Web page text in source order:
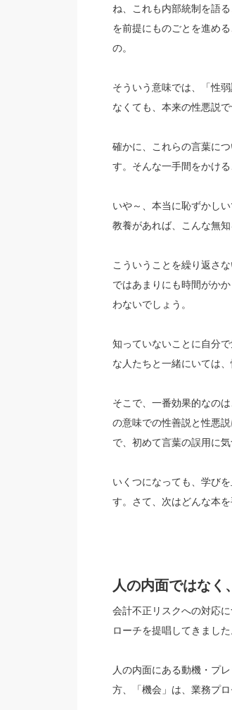
ね、これも内部統制を語
を前提にものごとを進め
の。
そういう意味では、「性
なくても、本来の性悪説
確かに、これらの言葉に
す。そんな一手間をかけ
いや～、本当に恥ずかし
教養があれば、こんな無
こういうことを繰り返さ
ではあまりにも時間がか
わないでしょう。
知っていないことに自分
な人たちと一緒にいては
そこで、一番効果的なの
の意味での性善説と性悪
で、初めて言葉の誤用に気
いくつになっても、学び
す。さて、次はどんな本を
人の内面ではなく
会計不正リスクへの対応
ローチを提唱してきました
人の内面にある動機・プ
方、「機会」は、業務プ